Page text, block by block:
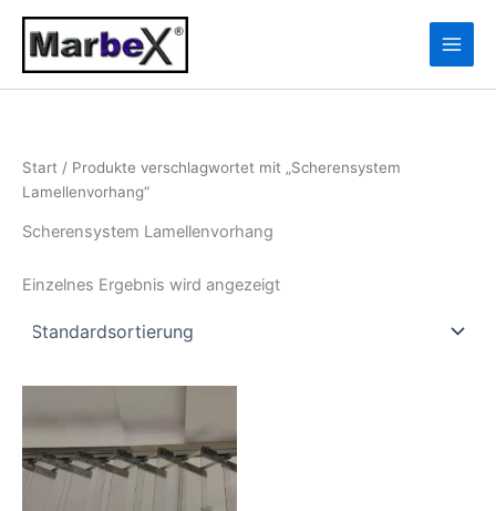
Zum
Inhalt
springen
Start / Produkte verschlagwortet mit „Scherensystem
Lamellenvorhang“
Scherensystem Lamellenvorhang
Einzelnes Ergebnis wird angezeigt